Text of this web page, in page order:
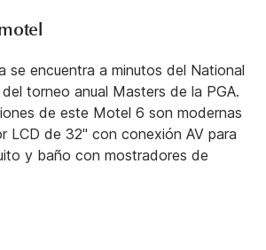
se encuentra a minutos del National
torneo anual Masters de la PGA.
de este Motel 6 son modernas
LCD de 32" con conexión AV para
y baño con mostradores de